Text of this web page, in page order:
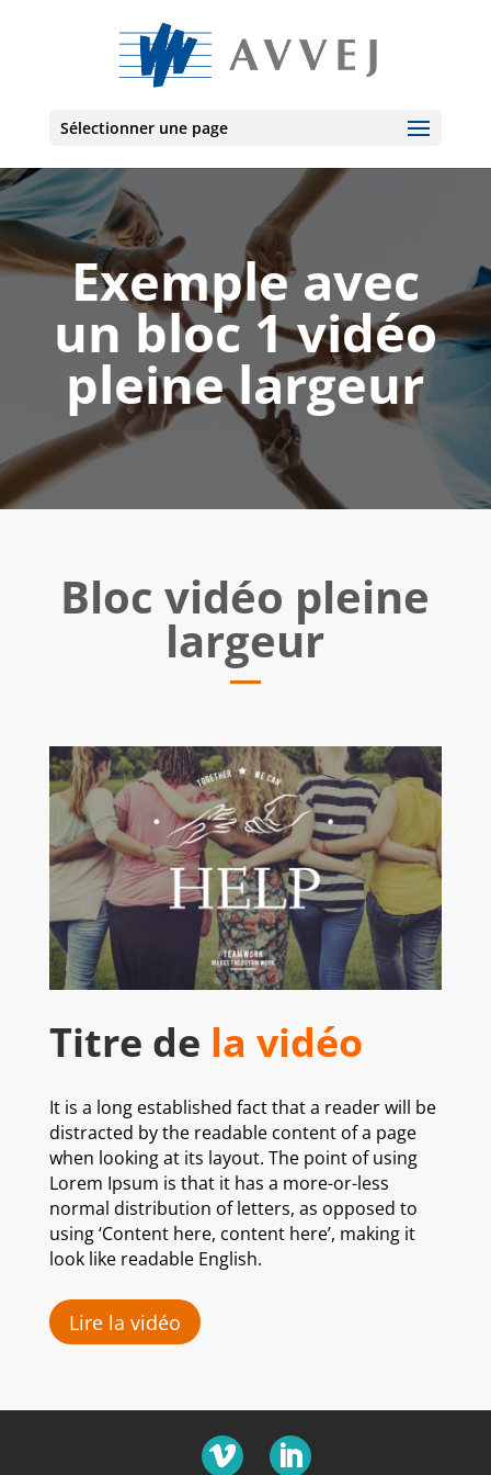
Sélectionner une page
Exemple avec
un bloc 1 vidéo
pleine largeur
Bloc vidéo pleine
largeur
Titre de la vidéo
It is a long established fact that a reader will be
distracted by the readable content of a page
when looking at its layout. The point of using
Lorem Ipsum is that it has a more-or-less
normal distribution of letters, as opposed to
using ‘Content here, content here’, making it
look like readable English.
Lire la vidéo